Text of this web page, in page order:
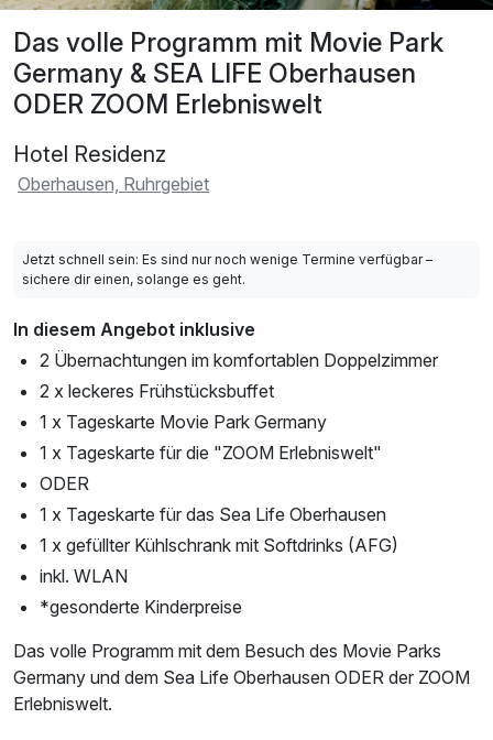
Das volle Programm mit Movie Park
Germany & SEA LIFE Oberhausen
ODER ZOOM Erlebniswelt
Hotel Residenz
Oberhausen, Ruhrgebiet
Jetzt schnell sein: Es sind nur noch wenige Termine verfügbar –
sichere dir einen, solange es geht.
In diesem Angebot inklusive
2 Übernachtungen im komfortablen Doppelzimmer
2 x leckeres Frühstücksbuffet
1 x Tageskarte Movie Park Germany
1 x Tageskarte für die "ZOOM Erlebniswelt"
ODER
1 x Tageskarte für das Sea Life Oberhausen
1 x gefüllter Kühlschrank mit Softdrinks (AFG)
inkl. WLAN
*gesonderte Kinderpreise
Das volle Programm mit dem Besuch des Movie Parks
Germany und dem Sea Life Oberhausen ODER der ZOOM
Erlebniswelt.